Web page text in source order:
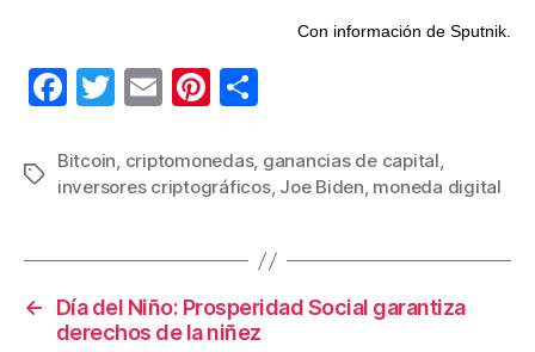
Con información de Sputnik.
F
c
e
o
T
tt
er
E
ail
Pi
er
e
m
p
tir
Etiquetas
Bitcoin, criptomonedas, ganancias de capital,
inversores criptográficos, Joe Biden, moneda digital
←
Día del Niño: Prosperidad Social garantiza
derechos de la niñez